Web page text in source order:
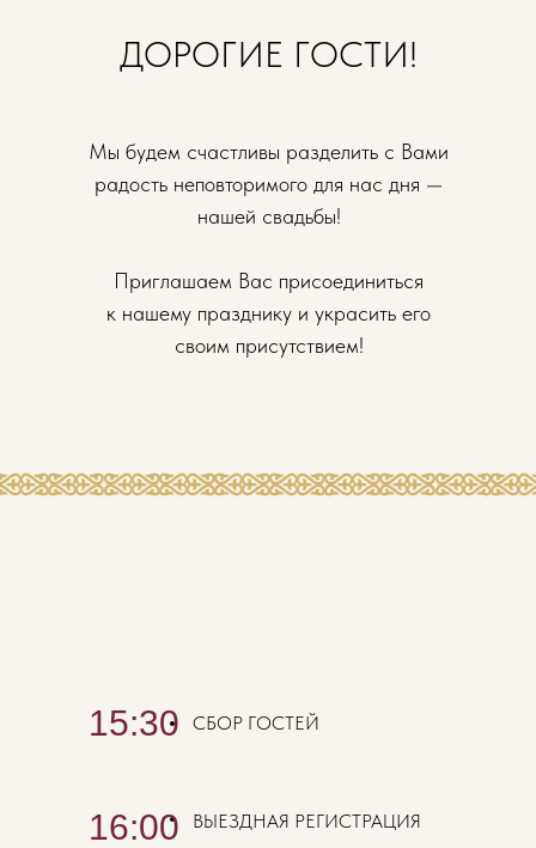
Мы будем счастливы разделить с Вами
радость неповторимого для нас дня —
нашей свадьбы!
Приглашаем Вас присоединиться
к нашему празднику и украсить его
своим присутствием!
ДОРОГИЕ ГОСТИ!
СБОР ГОСТЕЙ
ВЫЕЗДНАЯ РЕГИСТРАЦИЯ
16:00
15:30